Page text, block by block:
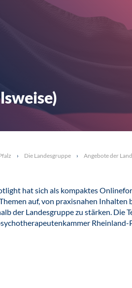
Die Landesgruppe Angebote der
hat sich als kompaktes
auf, von praxisnahen
der Landesgruppe zu stärken. Die
Rheinland-